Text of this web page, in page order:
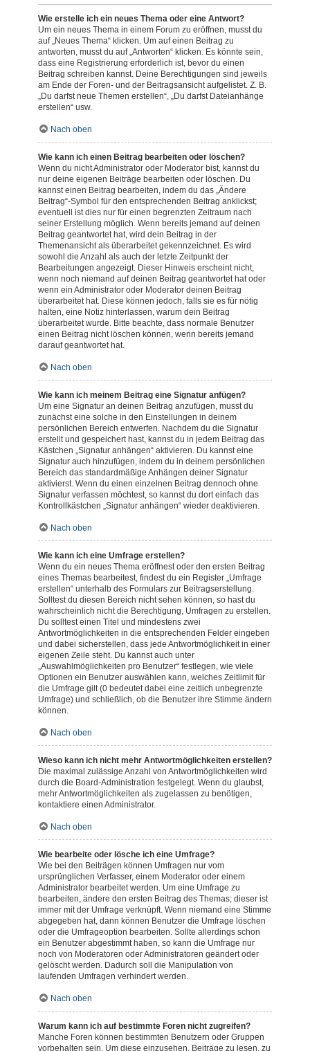
Wie erstelle ich ein neues Thema oder eine Antwort?
Um ein neues Thema in einem Forum zu eröffnen, musst du
auf „Neues Thema“ klicken. Um auf einen Beitrag zu
antworten, musst du auf „Antworten“ klicken. Es könnte sein,
dass eine Registrierung erforderlich ist, bevor du einen
Beitrag schreiben kannst. Deine Berechtigungen sind jeweils
am Ende der Foren- und der Beitragsansicht aufgelistet. Z. B.
„Du darfst neue Themen erstellen“, „Du darfst Dateianhänge
erstellen“ usw.
Nach oben
Wie kann ich einen Beitrag bearbeiten oder löschen?
Wenn du nicht Administrator oder Moderator bist, kannst du
nur deine eigenen Beiträge bearbeiten oder löschen. Du
kannst einen Beitrag bearbeiten, indem du das „Ändere
Beitrag“-Symbol für den entsprechenden Beitrag anklickst;
eventuell ist dies nur für einen begrenzten Zeitraum nach
seiner Erstellung möglich. Wenn bereits jemand auf deinen
Beitrag geantwortet hat, wird dein Beitrag in der
Themenansicht als überarbeitet gekennzeichnet. Es wird
sowohl die Anzahl als auch der letzte Zeitpunkt der
Bearbeitungen angezeigt. Dieser Hinweis erscheint nicht,
wenn noch niemand auf deinen Beitrag geantwortet hat oder
wenn ein Administrator oder Moderator deinen Beitrag
überarbeitet hat. Diese können jedoch, falls sie es für nötig
halten, eine Notiz hinterlassen, warum dein Beitrag
überarbeitet wurde. Bitte beachte, dass normale Benutzer
einen Beitrag nicht löschen können, wenn bereits jemand
darauf geantwortet hat.
Nach oben
Wie kann ich meinem Beitrag eine Signatur anfügen?
Um eine Signatur an deinen Beitrag anzufügen, musst du
zunächst eine solche in den Einstellungen in deinem
persönlichen Bereich entwerfen. Nachdem du die Signatur
erstellt und gespeichert hast, kannst du in jedem Beitrag das
Kästchen „Signatur anhängen“ aktivieren. Du kannst eine
Signatur auch hinzufügen, indem du in deinem persönlichen
Bereich das standardmäßige Anhängen deiner Signatur
aktivierst. Wenn du einen einzelnen Beitrag dennoch ohne
Signatur verfassen möchtest, so kannst du dort einfach das
Kontrollkästchen „Signatur anhängen“ wieder deaktivieren.
Nach oben
Wie kann ich eine Umfrage erstellen?
Wenn du ein neues Thema eröffnest oder den ersten Beitrag
eines Themas bearbeitest, findest du ein Register „Umfrage
erstellen“ unterhalb des Formulars zur Beitragserstellung.
Solltest du diesen Bereich nicht sehen können, so hast du
wahrscheinlich nicht die Berechtigung, Umfragen zu erstellen.
Du solltest einen Titel und mindestens zwei
Antwortmöglichkeiten in die entsprechenden Felder eingeben
und dabei sicherstellen, dass jede Antwortmöglichkeit in einer
eigenen Zeile steht. Du kannst auch unter
„Auswahlmöglichkeiten pro Benutzer“ festlegen, wie viele
Optionen ein Benutzer auswählen kann, welches Zeitlimit für
die Umfrage gilt (0 bedeutet dabei eine zeitlich unbegrenzte
Umfrage) und schließlich, ob die Benutzer ihre Stimme ändern
können.
Nach oben
Wieso kann ich nicht mehr Antwortmöglichkeiten erstellen?
Die maximal zulässige Anzahl von Antwortmöglichkeiten wird
durch die Board-Administration festgelegt. Wenn du glaubst,
mehr Antwortmöglichkeiten als zugelassen zu benötigen,
kontaktiere einen Administrator.
Nach oben
Wie bearbeite oder lösche ich eine Umfrage?
Wie bei den Beiträgen können Umfragen nur vom
ursprünglichen Verfasser, einem Moderator oder einem
Administrator bearbeitet werden. Um eine Umfrage zu
bearbeiten, ändere den ersten Beitrag des Themas; dieser ist
immer mit der Umfrage verknüpft. Wenn niemand eine Stimme
abgegeben hat, dann können Benutzer die Umfrage löschen
oder die Umfrageoption bearbeiten. Sollte allerdings schon
ein Benutzer abgestimmt haben, so kann die Umfrage nur
noch von Moderatoren oder Administratoren geändert oder
gelöscht werden. Dadurch soll die Manipulation von
laufenden Umfragen verhindert werden.
Nach oben
Warum kann ich auf bestimmte Foren nicht zugreifen?
Manche Foren können bestimmten Benutzern oder Gruppen
vorbehalten sein. Um diese einzusehen, Beiträge zu lesen, zu